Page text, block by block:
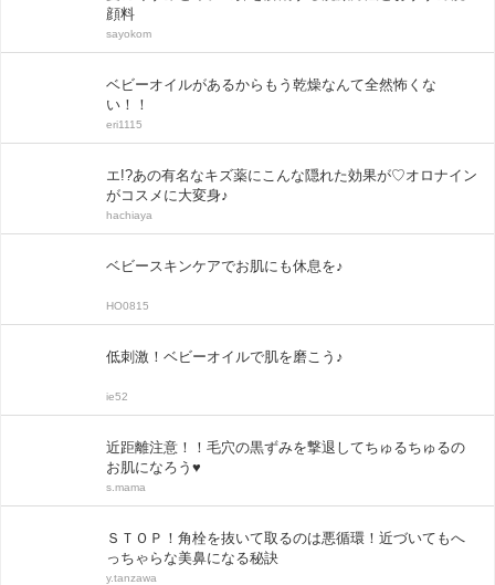
顔料
sayokom
ベビーオイルがあるからもう乾燥なんて全然怖くな
い！！
eri1115
エ!?あの有名なキズ薬にこんな隠れた効果が♡オロナイン
がコスメに大変身♪
hachiaya
ベビースキンケアでお肌にも休息を♪
HO0815
低刺激！ベビーオイルで肌を磨こう♪
ie52
近距離注意！！毛穴の黒ずみを撃退してちゅるちゅるの
お肌になろう♥
s.mama
ＳＴＯＰ！角栓を抜いて取るのは悪循環！近づいてもへ
っちゃらな美鼻になる秘訣
y.tanzawa